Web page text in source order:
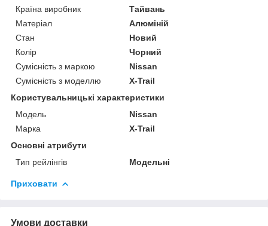
Країна виробник
Тайвань
Матеріал
Алюміній
Стан
Новий
Колір
Чорний
Сумісність з маркою
Nissan
Сумісність з моделлю
X-Trail
Користувальницькі характеристики
Мoдель
Nissan
Марка
X-Trail
Основні атрибути
Тип рейлінгів
Модельні
Приховати
Умови доставки